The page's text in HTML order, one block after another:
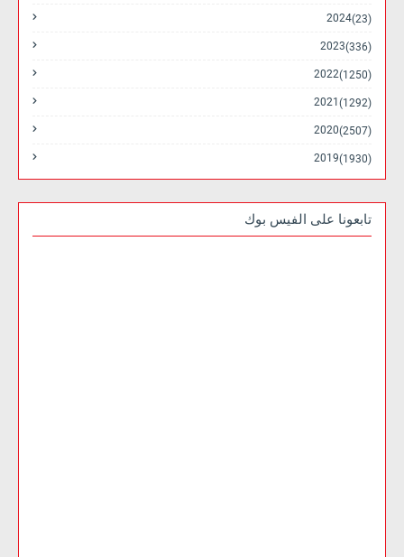
2024 (23)
2023 (336)
2022 (1250)
2021 (1292)
2020 (2507)
2019 (1930)
تابعونا على الفيس بوك